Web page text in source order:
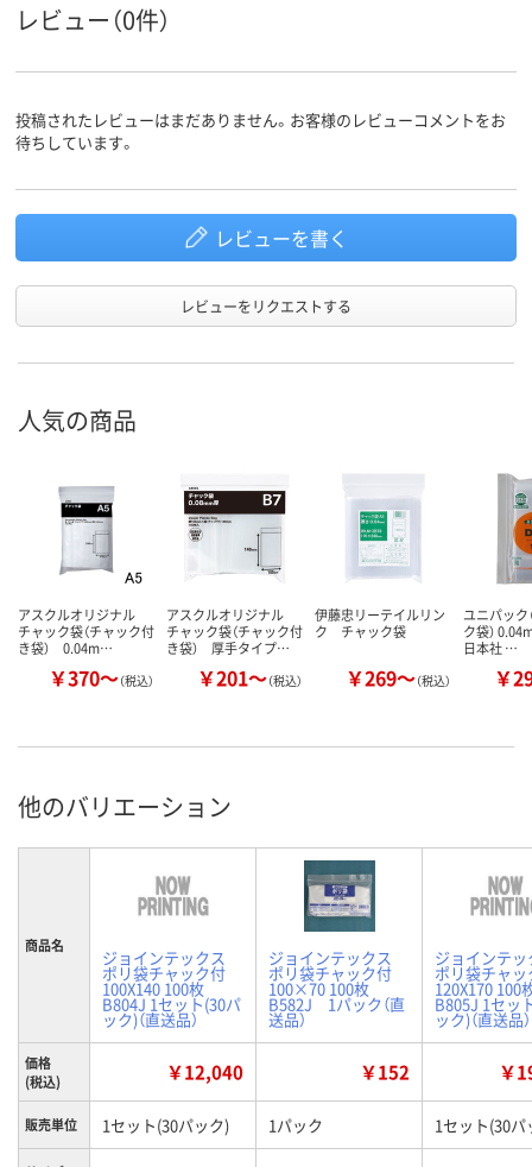
アスクル
スコア
レビュー（0件）
投稿されたレビューはまだありません。お客様のレビューコメントをお
待ちしています。
レビューを書く
レビューをリクエストする
人気の商品
アスクルオリジナル
チャック袋（チャック付
き袋） 0.04m…
￥370～（税込）
アスクルオリジナル
チャック袋（チャック付
き袋） 厚手タイプ…
￥201～（税込）
伊藤忠リーテイルリン
ク チャック袋
￥269～（税込）
ユニパック
ク袋）
日本社 …
￥
他のバリエーション
商品名
ジョインテックス
ポリ袋チャック付
100X140 100枚
B804J 1セット(30パ
ック)（直送品）
ジョインテックス
ポリ袋チャック付
100×70 100枚
B582J 1パック（直
送品）
ジョインテッ
ポリ袋チャッ
120X170 100
B805J 1セッ
ック)（直送品）
価格
(税込)
￥12,040 ￥152 ￥
販売単位 1セット(30パック) 1パック 1セット(30パ